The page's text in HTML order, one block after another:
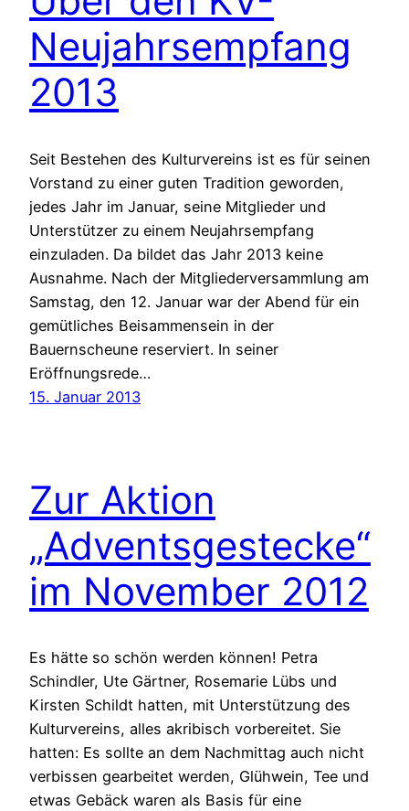
Neujahrsempfang
2013
Seit Bestehen des Kulturvereins ist es für seinen
Vorstand zu einer guten Tradition geworden,
jedes Jahr im Januar, seine Mitglieder und
Unterstützer zu einem Neujahrsempfang
einzuladen. Da bildet das Jahr 2013 keine
Ausnahme. Nach der Mitgliederversammlung am
Samstag, den 12. Januar war der Abend für ein
gemütliches Beisammensein in der
Bauernscheune reserviert. In seiner
Eröffnungsrede…
15. Januar 2013
Zur Aktion
„Adventsgestecke“
im November 2012
Es hätte so schön werden können! Petra
Schindler, Ute Gärtner, Rosemarie Lübs und
Kirsten Schildt hatten, mit Unterstützung des
Kulturvereins, alles akribisch vorbereitet. Sie
hatten: Es sollte an dem Nachmittag auch nicht
verbissen gearbeitet werden, Glühwein, Tee und
etwas Gebäck waren als Basis für eine